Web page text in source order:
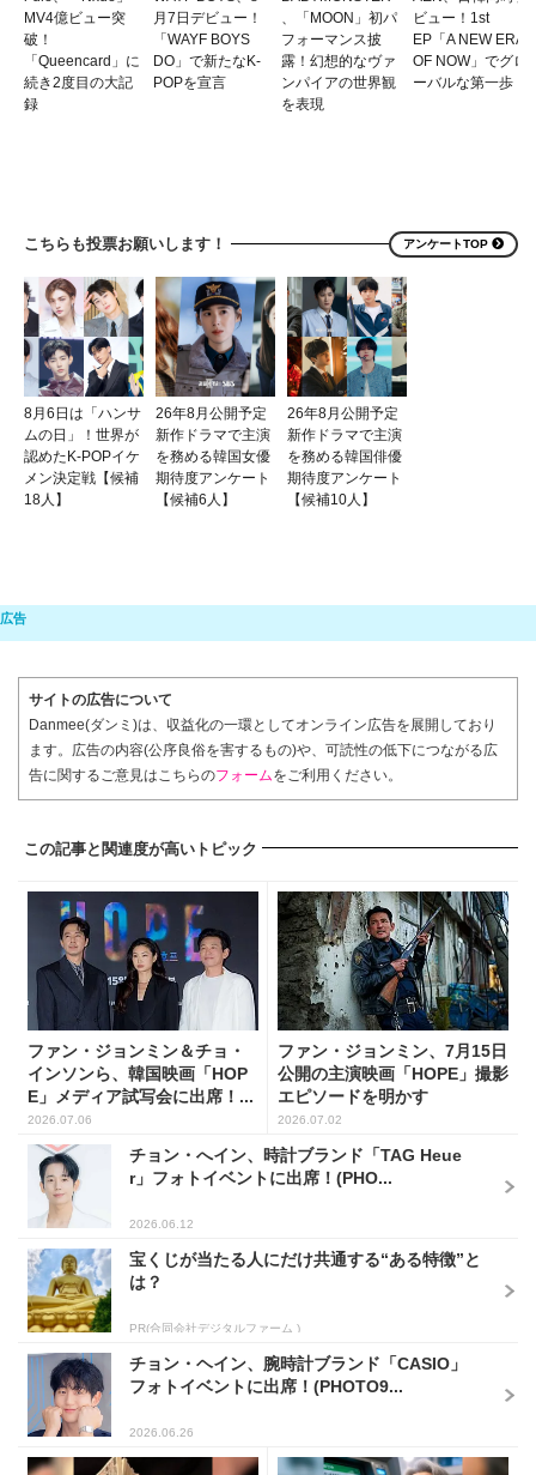
MV4億ビュー突
破！
「Queencard」に
続き2度目の大記
録
月7日デビュー！
「WAYF BOYS
DO」で新たなK-
POPを宣言
、「MOON」初パ
フォーマンス披
露！幻想的なヴァ
ンパイアの世界観
を表現
ビュー！1st
EP「A NEW ERA
OF NOW」でグロ
ーバルな第一歩
こちらも投票お願いします！ アンケートTOP
8月6日は「ハンサ
ムの日」！世界が
認めたK-POPイケ
メン決定戦【候補
18人】
26年8月公開予定
新作ドラマで主演
を務める韓国女優
期待度アンケート
【候補6人】
26年8月公開予定
新作ドラマで主演
を務める韓国俳優
期待度アンケート
【候補10人】
サイトの広告について
Danmee(ダンミ)は、収益化の一環としてオンライン広告を展開しており
ます。広告の内容(公序良俗を害するもの)や、可読性の低下につながる広
告に関するご意見はこちらのフォームをご利用ください。
この記事と関連度が高いトピック
ファン・ジョンミン＆チョ・
インソンら、韓国映画「HOP
E」メディア試写会に出席！...
2026.07.06
ファン・ジョンミン、7月15日
公開の主演映画「HOPE」撮影
エピソードを明かす
2026.07.02
チョン・へイン、時計ブランド「TAG Heue
r」フォトイベントに出席！(PHO...
2026.06.12
宝くじが当たる人にだけ共通する“ある特徴”と
は？
PR(合同会社デジタルファーム )
チョン・ヘイン、腕時計ブランド「CASIO」
フォトイベントに出席！(PHOTO9...
2026.06.26